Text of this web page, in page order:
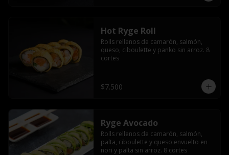
Hot Ryge Roll
Rolls rellenos de camarón, salmón,
queso, ciboulette y panko sin arroz. 8
cortes
$7.500
Ryge Avocado
Rolls rellenos de camarón, salmón,
palta, ciboulette y queso envuelto en
nori y palta sin arroz. 8 cortes